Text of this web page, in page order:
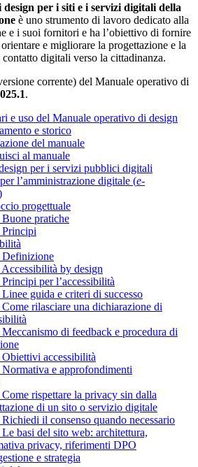
per i siti e i servizi digitali della
è uno strumento di lavoro dedicato alla
e i suoi fornitori e ha l’obiettivo di fornire
e migliorare la progettazione e la
digitali verso la cittadinanza.
corrente) del Manuale operativo di
.
e uso del Manuale operativo di design
e storico
del manuale
al manuale
per i servizi pubblici digitali
l’amministrazione digitale (e-
progettuale
Buone pratiche
Principi
Definizione
Accessibilità by design
per l’accessibilità
guida e criteri di successo
rilasciare una dichiarazione di
di feedback e procedura di
Obiettivi accessibilità
Normativa e approfondimenti
rispettare la privacy sin dalla
di un sito o servizio digitale
il consenso quando necessario
basi del sito web: architettura,
privacy, riferimenti DPO
e strategia